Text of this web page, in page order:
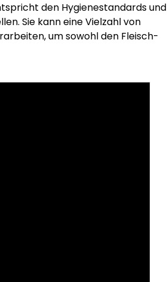
den Hygienestandards und
Sie kann eine Vielzahl von
um sowohl den Fleisch-